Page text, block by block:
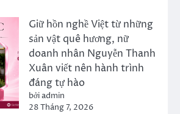
Giữ hồn nghề Việt từ những
sản vật quê hương, nữ
doanh nhân Nguyễn Thanh
Xuân viết nên hành trình
đáng tự hào
bởi admin
28 Tháng 7, 2026